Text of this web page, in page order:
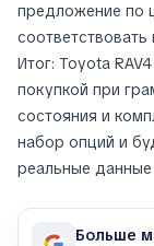
предложение по
Итог: Toyota
покупкой при
состояния и
набор опций и
реальные данные
Больше